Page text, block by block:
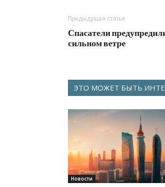
Предыдущая статья
Спасатели
сильном ветре
ЭТО МОЖЕТ БЫТЬ
Новости